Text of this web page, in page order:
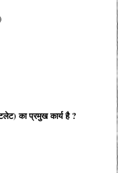
का प्रमुख कार्य है ?